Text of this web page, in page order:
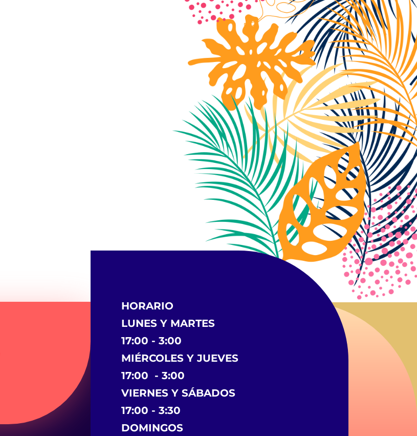
HORARIO
LUNES Y MARTES
17:00 - 3:00
MIÉRCOLES Y JUEVES
17:00 - 3:00
VIERNES Y SÁBADOS
17:00 - 3:30
DOMINGOS